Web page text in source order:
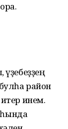
район
инем.